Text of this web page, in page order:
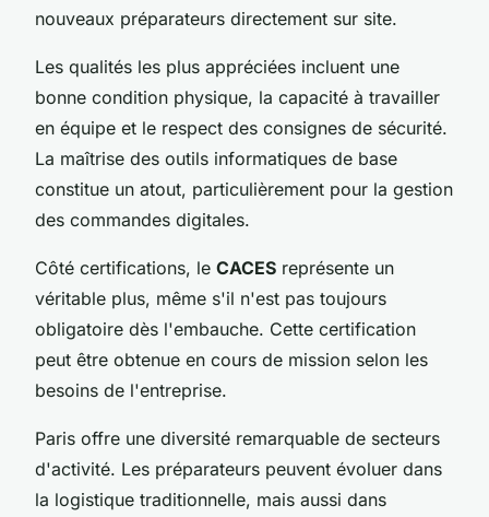
nouveaux préparateurs directement sur site.
Les qualités les plus appréciées incluent une
bonne condition physique, la capacité à travailler
en équipe et le respect des consignes de sécurité.
La maîtrise des outils informatiques de base
constitue un atout, particulièrement pour la gestion
des commandes digitales.
Côté certifications, le CACES représente un
véritable plus, même s'il n'est pas toujours
obligatoire dès l'embauche. Cette certification
peut être obtenue en cours de mission selon les
besoins de l'entreprise.
Paris offre une diversité remarquable de secteurs
d'activité. Les préparateurs peuvent évoluer dans
la logistique traditionnelle, mais aussi dans